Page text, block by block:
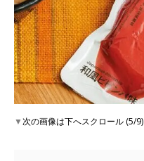
▼次の画像は下へスクロール (5/9)